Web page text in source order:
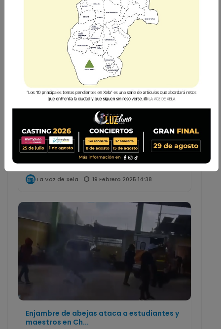
¡Indignante! Conductor huye tras arrollar a
mujer de l...
La Voz de Xela 19 Febrero 2025 14:38
Enjambre de abejas ataca a estudiantes y
maestros en Ch...